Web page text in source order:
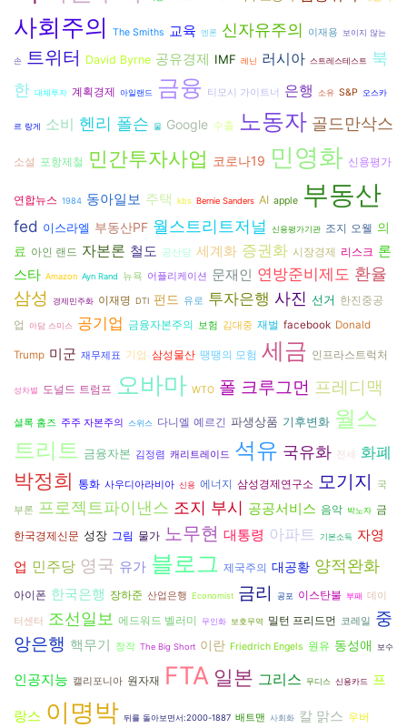
사회주의 The Smiths 교육 엔론 신자유주의 이재용 보이지 않는
손 트위터 David Byrne 공유경제 IMF 레닌 러시아 스트레스테스트 북
한 대체투자 계획경제 아일랜드 금융 티모시 가이트너 은행 소유 S&P 오스카
르 랑게 소비 헨리 폴슨 물 Google 수출 노동자 골드만삭스
소설 포항제철 민간투자사업 코로나19 민영화 신용평가
연합뉴스 1984 동아일보 주택 kbs Bernie Sanders AI apple 부동산
fed 이스라엘 부동산PF 월스트리트저널 신용평가기관 조지 오웰 의
료 아인 랜드 자본론 철도 공산당 세계화 증권화 시장경제 리스크 론
스타 Amazon Ayn Rand 뉴욕 어플리케이션 문재인 연방준비제도 환율
삼성 경제민주화 이재명 DTI 펀드 유로 투자은행 사진 선거 한진중공
업
아담 스미스 공기업 금융자본주의 보험 김대중 재벌 facebook Donald
Trump 미군 재무제표 기업 삼성물산 땡땡의 모험 세금 인프라스트럭처
성차별 도널드 트럼프 오바마 WTO 폴 크루그먼 프레디맥
셜록 홈즈 주주 자본주의 스위스 다니엘 예르긴 파생상품 기후변화 월스
트리트 금융자본 김정렴 캐리트레이드 석유 국유화 전세 화폐
박정희 통화 사우디아라비아 신용 에너지 삼성경제연구소 모기지 국
부론 프로젝트파이낸스 조지 부시 공공서비스 음악 박노자 금
한국경제신문 성장 그림 물가 노무현 대통령 아파트 기본소득 자영
업 민주당 영국 유가 블로그 제국주의 대공황 양적완화
아이폰 한국은행 장하준 산업은행 Economist 금리 공포 이스탄불 부패 데이
터센터 조선일보 에드워드 벨러미 무인화 보호무역 밀턴 프리드먼 코레일
중
앙은행 핵무기 창작 The Big Short 이란 Friedrich Engels 원유 동성애 보수
인공지능 캘리포니아 원자재 FTA 일본 그리스 무디스 신용카드 프
랑스 이명박 뒤를 돌아보면서:2000-1887 배트맨 사회화 칼 맑스 우버